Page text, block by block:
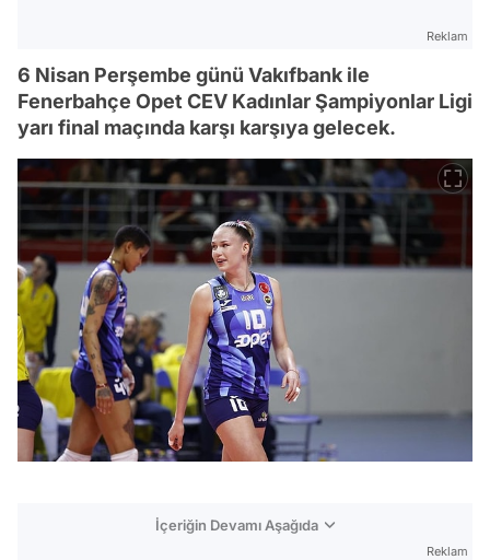
Reklam
6 Nisan Perşembe günü Vakıfbank ile
Fenerbahçe Opet CEV Kadınlar Şampiyonlar Ligi
yarı final maçında karşı karşıya gelecek.
İçeriğin Devamı Aşağıda
Reklam